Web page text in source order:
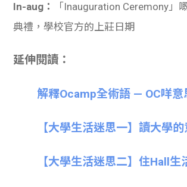
In-aug：
「Inauguration Ceremony」
典禮，學校官方的上莊日期
延伸閱讀：
解釋Ocamp全術語 — OC咩意
【大學生活迷思一】讀大學
【大學生活迷思二】住Hall生